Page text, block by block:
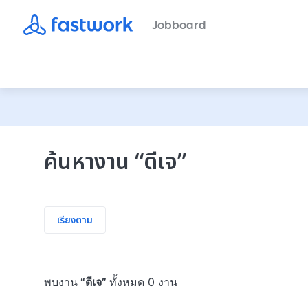
Jobboard
ค้นหางาน “ดีเจ”
เรียงตาม
พบงาน “ดีเจ” ทั้งหมด 0 งาน